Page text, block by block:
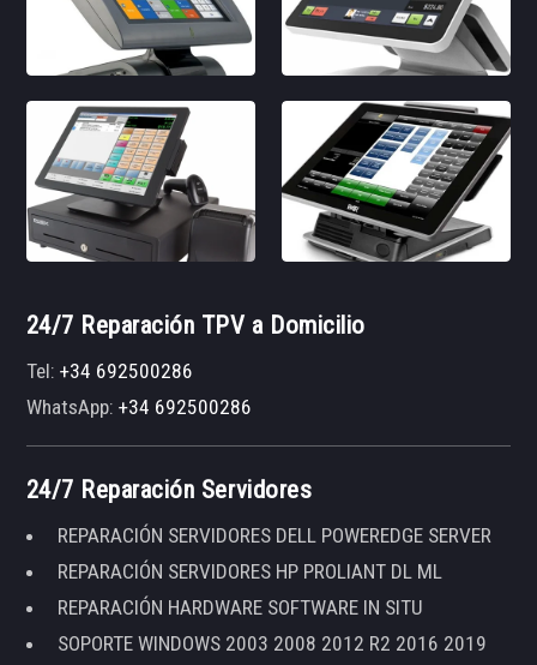
24/7 Reparación TPV a Domicilio
Tel:+34 692500286
WhatsApp:+34 692500286
24/7 Reparación Servidores
REPARACIÓN SERVIDORES DELL POWEREDGE SERVER
REPARACIÓN SERVIDORES HP PROLIANT DL ML
REPARACIÓN HARDWARE SOFTWARE IN SITU
SOPORTE WINDOWS 2003 2008 2012 R2 2016 2019